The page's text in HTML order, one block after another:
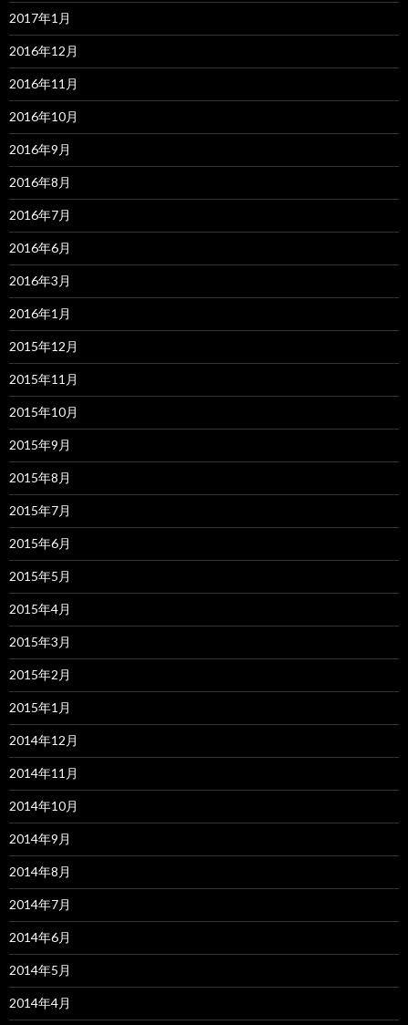
2017年1月
2016年12月
2016年11月
2016年10月
2016年9月
2016年8月
2016年7月
2016年6月
2016年3月
2016年1月
2015年12月
2015年11月
2015年10月
2015年9月
2015年8月
2015年7月
2015年6月
2015年5月
2015年4月
2015年3月
2015年2月
2015年1月
2014年12月
2014年11月
2014年10月
2014年9月
2014年8月
2014年7月
2014年6月
2014年5月
2014年4月